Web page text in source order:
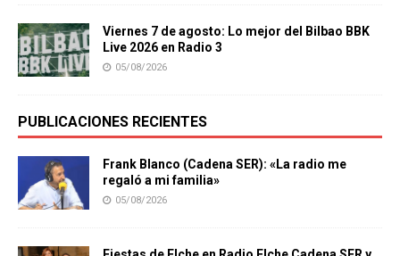
Viernes 7 de agosto: Lo mejor del Bilbao BBK
Live 2026 en Radio 3
05/08/2026
PUBLICACIONES RECIENTES
Frank Blanco (Cadena SER): «La radio me
regaló a mi familia»
05/08/2026